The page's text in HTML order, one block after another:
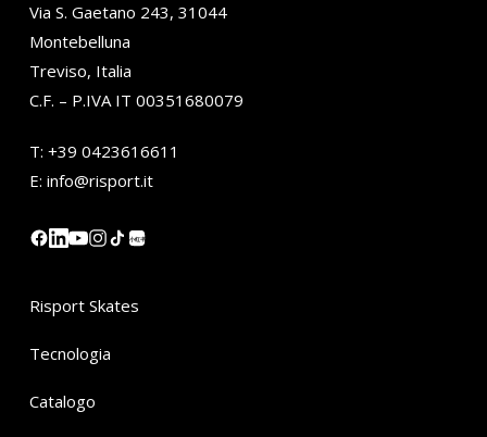
Via S. Gaetano 243, 31044
Montebelluna
Treviso, Italia
C.F. – P.IVA IT 00351680079
T: +39 0423616611
E: info@risport.it
小红书
Risport Skates
Tecnologia
Catalogo